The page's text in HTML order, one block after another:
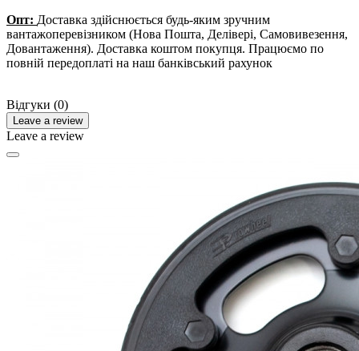
Опт: Доставка здійснюється будь-яким зручним
вантажоперевізником (Нова Пошта, Делівері, Самовивезення,
Довантаження). Доставка коштом покупця. Працюємо по
повній передоплаті на наш банківський рахунок
Відгуки (0)
Leave a review
Leave a review